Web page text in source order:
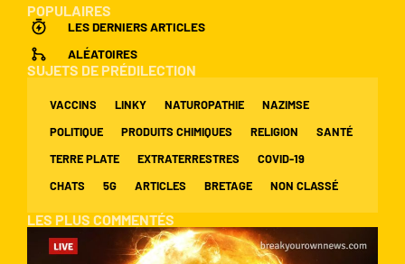
POPULAIRES
LES DERNIERS ARTICLES
ALÉATOIRES
SUJETS DE PRÉDILECTION
VACCINS LINKY NATUROPATHIE
NAZIMSE
POLITIQUE
PRODUITS CHIMIQUES RELIGION
SANTÉ
TERRE PLATE
EXTRATERRESTRES
COVID-19
CHATS
5G ARTICLES BRETAGE NON CLASSÉ
LES PLUS COMMENTÉS